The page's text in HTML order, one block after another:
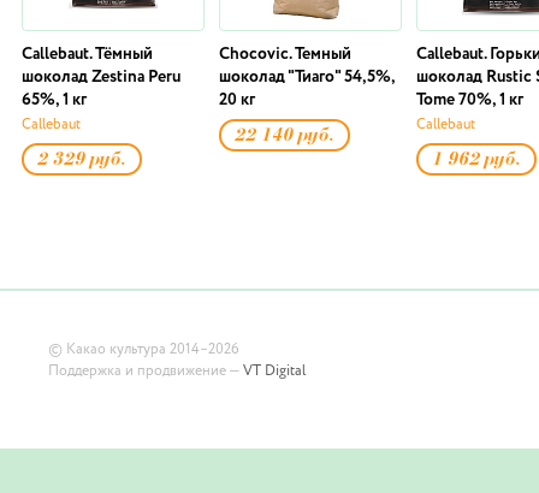
Callebaut. Тёмный
шоколад Zestina Peru
65%, 1 кг
Callebaut
2 329 руб.
Chocovic. Темный
шоколад "Тиаго" 54,5%,
20 кг
22 140 руб.
Callebaut.
шоколад Rustic
Tome 70%, 1 кг
Callebaut
1 962 руб.
© Какао культура 2014–2026
Поддержка и продвижение — VT Digital